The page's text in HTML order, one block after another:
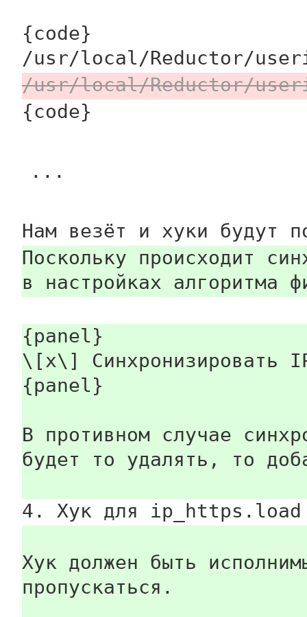
{code}
/usr/local/Reductor/
/usr/local/Reductor/
{code}
...
Нам везёт и хуки будут
Поскольку происходит
в настройках алгоритма
{panel}
\[x\] Синхронизировать
{panel}
В противном случае
будет то удалять, то
4. Хук для ip_https.load
Хук должен быть
пропускаться.